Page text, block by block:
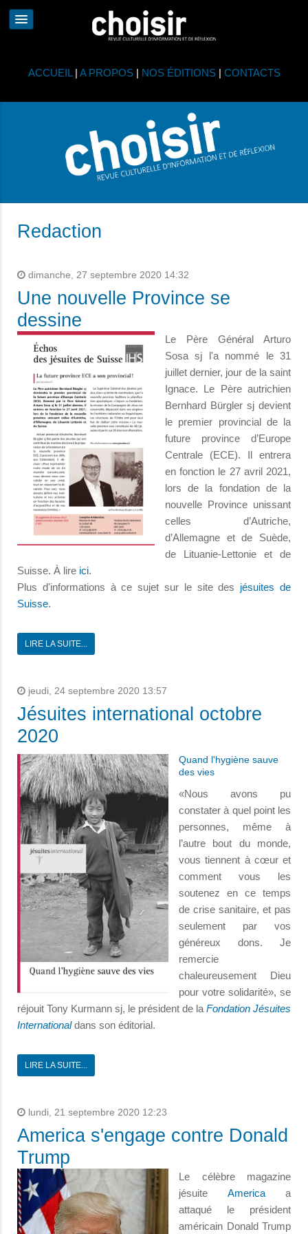
ACCUEIL | A PROPOS| NOS ÉDITIONS| CONTACTS
Redaction
dimanche, 27 septembre 2020 14:32
Une nouvelle Province se
dessine
Le Père Général Arturo
Sosa sj l'a nommé le 31
juillet dernier, jour de la saint
Ignace. Le Père autrichien
Bernhard Bürgler sj devient
le premier provincial de la
future province d’Europe
Centrale (ECE). Il entrera
en fonction le 27 avril 2021,
lors de la fondation de la
nouvelle Province unissant
celles d’Autriche,
d’Allemagne et de Suède,
de Lituanie-Lettonie et de
Suisse. À lire ici.
Plus d'informations à ce sujet sur le site des jésuites de
Suisse.
LIRE LA SUITE...
jeudi, 24 septembre 2020 13:57
Jésuites international octobre
2020
Quand l'hygiène sauve
des vies
«Nous avons pu
constater à quel point les
personnes, même à
l’autre bout du monde,
vous tiennent à cœur et
comment vous les
soutenez en ce temps
de crise sanitaire, et pas
seulement par vos
généreux dons. Je
remercie
chaleureusement Dieu
pour votre solidarité», se
réjouit Tony Kurmann sj, le président de laFondation Jésuites
International dans son éditorial.
LIRE LA SUITE...
lundi, 21 septembre 2020 12:23
America s'engage contre Donald
Trump
Le célèbre magazine
jésuite America​​a
attaqué le président
américain Donald Trump